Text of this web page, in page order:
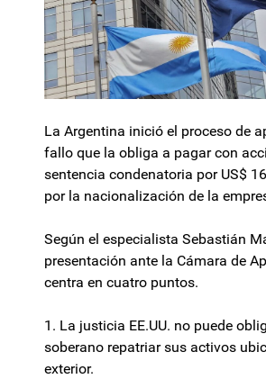
La Argentina inició el proceso de
fallo que la obliga a pagar con
sentencia condenatoria por US$
por la nacionalización de la
Según el especialista Sebastián
presentación ante la Cámara de
centra en cuatro puntos.
1. La justicia EE.UU. no puede
soberano repatriar sus activos
exterior.